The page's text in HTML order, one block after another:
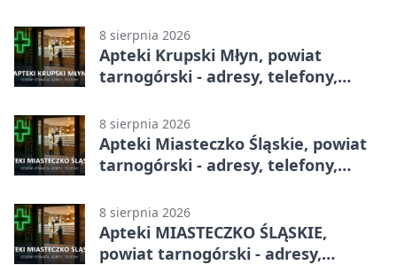
8 sierpnia 2026
Apteki Krupski Młyn, powiat
tarnogórski - adresy, telefony,
8 sierpnia 2026
Apteki Miasteczko Śląskie, powiat
tarnogórski - adresy, telefony,
8 sierpnia 2026
Apteki MIASTECZKO ŚLĄSKIE,
powiat tarnogórski - adresy,